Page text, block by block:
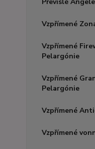
Vzpřímené
Vzpřímené
Pelargónie
Vzpřímené
Pelargónie
Vzpřímené
Vzpřímené